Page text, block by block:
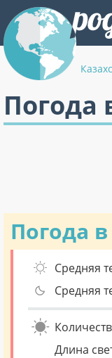
Погода
Погода
Средняя
Средняя
Длина